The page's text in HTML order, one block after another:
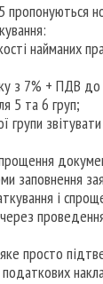
найманих
з 7% + ПДВ
5 та 6 груп;
групи
заповнення
і
просто